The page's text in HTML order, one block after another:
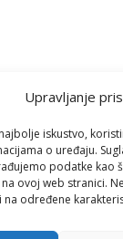
Upravljanje
iskustvo,
o uređaju.
podatke kao
ovoj web stranici.
na određene